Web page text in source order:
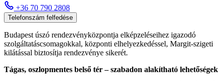
+36 70 790 2808
Telefonszám felfedése
Budapest úszó rendezvényközpontja elképzeléseihez igazodó
szolgáltatáscsomagokkal, központi elhelyezkedéssel, Margit-szigeti
kilátással biztosítja rendezvénye sikerét.
Tágas, oszlopmentes belső tér – szabadon alakítható lehetőségek